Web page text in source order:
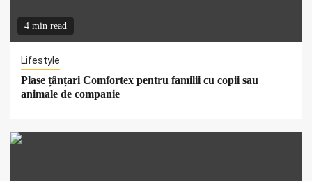
4 min read
Lifestyle
Plase țânțari Comfortex pentru familii cu copii sau
animale de companie